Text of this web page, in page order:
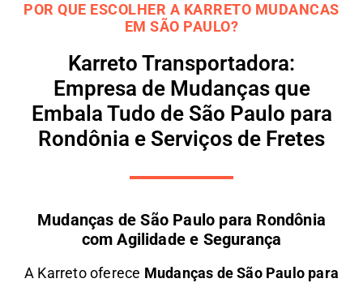
POR QUE ESCOLHER A KARRETO MUDANCAS
EM SÃO PAULO?
Karreto Transportadora:
Empresa de Mudanças que
Embala Tudo de São Paulo para
Rondônia e Serviços de Fretes
Mudanças de São Paulo para Rondônia
com Agilidade e Segurança
A Karretooferece Mudanças de São Paulo para